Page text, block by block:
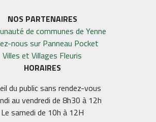
NOS PARTENAIRES
de communes de Yenne
nous sur Panneau Pocket
Villes et Villages Fleuris
HORAIRES
du public sans rendez-vous
au vendredi de 8h30 à 12h
Le samedi de 10h à 12H